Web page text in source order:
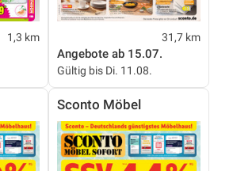
1,3 km 31,7 km
Angebote ab 15.07.
Gültig bis Di. 11.08.
Sconto Möbel